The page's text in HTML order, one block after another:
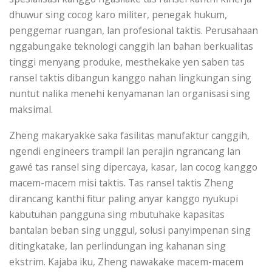
dhuwur sing cocog karo militer, penegak hukum,
penggemar ruangan, lan profesional taktis. Perusahaan
nggabungake teknologi canggih lan bahan berkualitas
tinggi menyang produke, mesthekake yen saben tas
ransel taktis dibangun kanggo nahan lingkungan sing
nuntut nalika menehi kenyamanan lan organisasi sing
maksimal.
Zheng makaryakke saka fasilitas manufaktur canggih,
ngendi engineers trampil lan perajin ngrancang lan
gawé tas ransel sing dipercaya, kasar, lan cocog kanggo
macem-macem misi taktis. Tas ransel taktis Zheng
dirancang kanthi fitur paling anyar kanggo nyukupi
kabutuhan pangguna sing mbutuhake kapasitas
bantalan beban sing unggul, solusi panyimpenan sing
ditingkatake, lan perlindungan ing kahanan sing
ekstrim. Kajaba iku, Zheng nawakake macem-macem